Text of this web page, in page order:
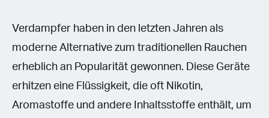
Verdampfer haben in den letzten Jahren als
moderne Alternative zum traditionellen Rauchen
erheblich an Popularität gewonnen. Diese Geräte
erhitzen eine Flüssigkeit, die oft Nikotin,
Aromastoffe und andere Inhaltsstoffe enthält, um